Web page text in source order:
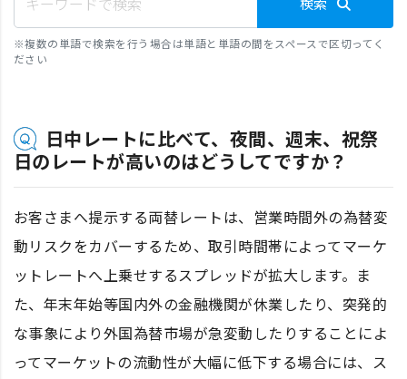
※複数の単語で検索を行う場合は単語と単語の間をスペースで区切ってく
ださい
日中レートに比べて、夜間、週末、祝祭
日のレートが高いのはどうしてですか？
お客さまへ提示する両替レートは、営業時間外の為替変
動リスクをカバーするため、取引時間帯によってマーケ
ットレートへ上乗せするスプレッドが拡大します。ま
た、年末年始等国内外の金融機関が休業したり、突発的
な事象により外国為替市場が急変動したりすることによ
ってマーケットの流動性が大幅に低下する場合には、ス